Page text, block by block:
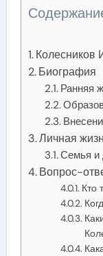
Колесников
Биография
Ранняя
Личная
Семья и
Вопрос-
Кто